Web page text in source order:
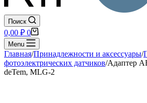
Поиск
Корзина
0,00 ₽ 0
Menu
Главная/Принадлежности и аксессуары/
фотоэлектрических датчиков/Адаптер
deTem, MLG-2